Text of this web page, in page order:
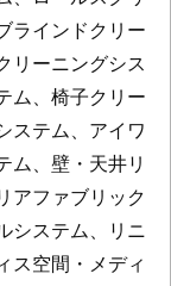
ラインドクリー
リーニングシス
ム、椅子クリー
ステム、アイワ
ム、壁・天井リ
アファブリック
システム、リニ
ス空間・メディ